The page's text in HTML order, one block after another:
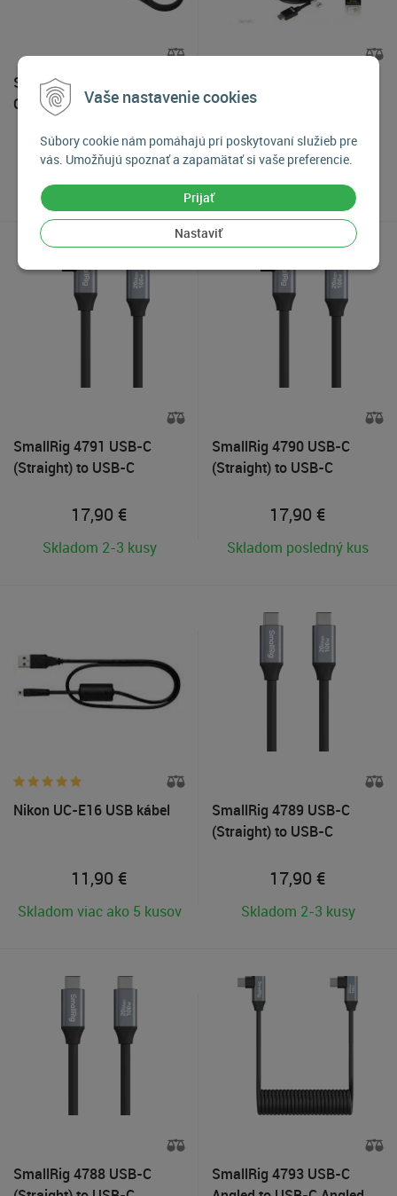
Vaše nastavenie cookies
Súbory cookie nám pomáhajú pri poskytovaní služieb pre
vás. Umožňujú spoznať a zapamätať si vaše preferencie.
Prijať
Nastaviť
SmallRig 5074 USB-C Data
Cable (Straight to Straight,
24,90€
Skladom 2-3 kusy
Ultra High Speed 4K
2m
29,90€
Skladom 2-3 kusy
SmallRig 4791 USB-C
(Straight) to USB-C
17,90 €
Skladom 2-3 kusy
SmallRig 4790 USB-C
(Straight) to USB-C
17,90 €
Skladom posledný kus
Nikon UC-E16 USB kábel
11,90 €
Skladom viac ako 5 kusov
SmallRig 4789 USB-C
(Straight) to USB-C
17,90 €
Skladom 2-3 kusy
SmallRig 4788 USB-C
SmallRig 4793 USB-C